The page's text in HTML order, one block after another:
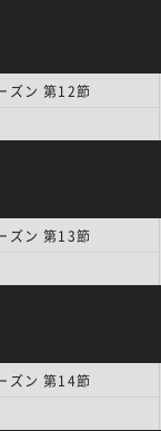
ン 第12節
ン 第13節
ン 第14節